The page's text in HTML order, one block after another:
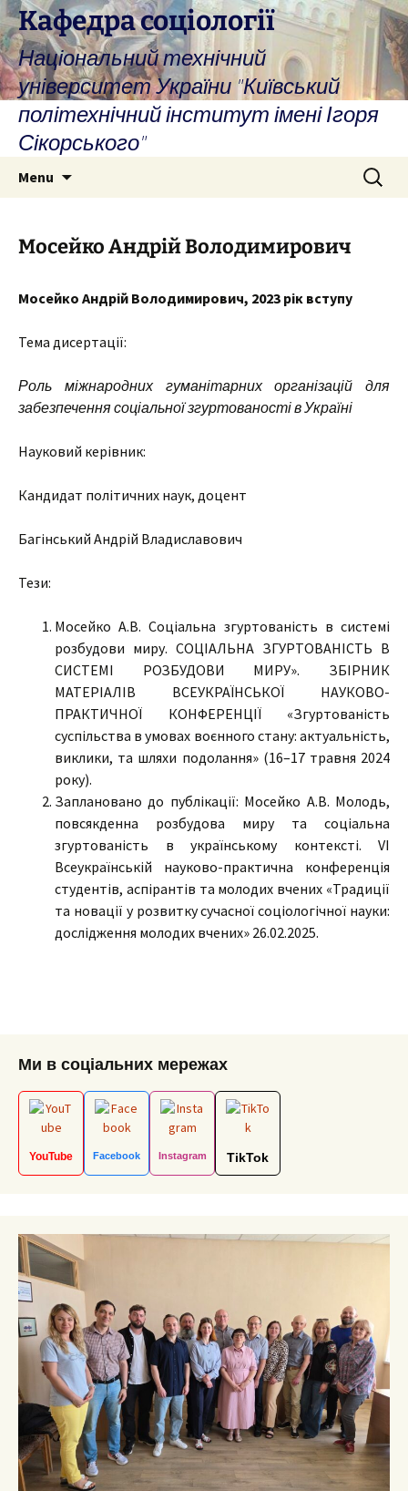
Skip
to
content
Кафедра соціології
Національний технічний
університет України "Київський
політехнічний інститут імені Ігоря
Сікорського"
Menu
Search
for:
Мосейко Андрій Володимирович
Мосейко Андрій Володимирович, 2023 рік вступу
Тема дисертації:
Роль міжнародних гуманітарних організацій для
забезпечення соціальної згуртованості в Україні
Науковий керівник:
Кандидат політичних наук, доцент
Багінський Андрій Владиславович
Тези:
Мосейко А.В. Соціальна згуртованість в системі
розбудови миру. СОЦІАЛЬНА ЗГУРТОВАНІСТЬ В
СИСТЕМІ РОЗБУДОВИ МИРУ». ЗБІРНИК
МАТЕРІАЛІВ ВСЕУКРАЇНСЬКОЇ НАУКОВО-
ПРАКТИЧНОЇ КОНФЕРЕНЦІЇ «Згуртованість
суспільства в умовах воєнного стану: актуальність,
виклики, та шляхи подолання» (16–17 травня 2024
року).
Заплановано до публікації: Мосейко А.В. Молодь,
повсякденна розбудова миру та соціальна
згуртованість в українському контексті. VІ
Всеукраїнській науково-практична конференція
студентів, аспірантів та молодих вчених «Традиції
та новації у розвитку сучасної соціологічної науки:
дослідження молодих вчених» 26.02.2025.
Ми в соціальних мережах
YouTube Facebook Instagram TikTok